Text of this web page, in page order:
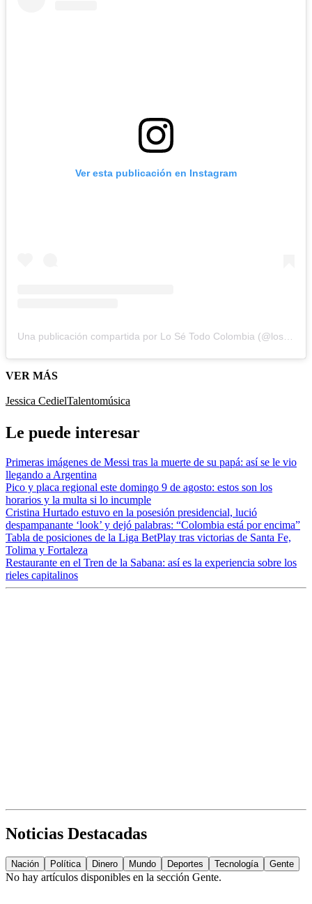
Ver esta publicación en Instagram
VER MÁS
Jessica CedielTalentomúsica
Le puede interesar
Primeras imágenes de Messi tras la muerte de su papá: así se le vio
llegando a Argentina
Pico y placa regional este domingo 9 de agosto: estos son los
horarios y la multa si lo incumple
Cristina Hurtado estuvo en la posesión presidencial, lució
despampanante ‘look’ y dejó palabras: “Colombia está por encima”
Tabla de posiciones de la Liga BetPlay tras victorias de Santa Fe,
Tolima y Fortaleza
Restaurante en el Tren de la Sabana: así es la experiencia sobre los
rieles capitalinos
Noticias Destacadas
Nación Política Dinero Mundo Deportes Tecnología Gente
No hay artículos disponibles en la sección Gente.